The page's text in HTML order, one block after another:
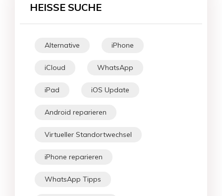
HEISSE SUCHE
Alternative iPhone
iCloud WhatsApp
iPad iOS Update
Android reparieren
Virtueller Standortwechsel
iPhone reparieren
WhatsApp Tipps